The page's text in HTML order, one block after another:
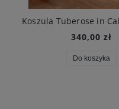
340,00 zł
Do koszyka